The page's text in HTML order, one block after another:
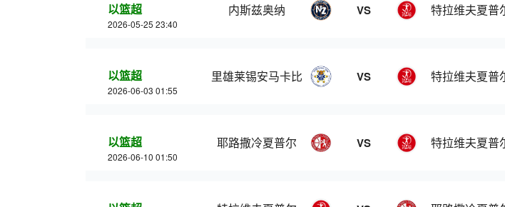
以篮超
2026-05-25 23:40
内斯兹奥纳 VS 特拉维夫夏普
以篮超
2026-06-03 01:55
里雄莱锡安马卡比 VS 特拉维夫夏普
以篮超
2026-06-10 01:50
耶路撒冷夏普尔 VS 特拉维夫夏普